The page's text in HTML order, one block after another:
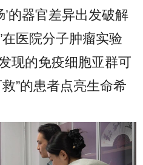
’的器官差异出发破解
医院分子肿瘤实验
现的免疫细胞亚群可
”的患者点亮生命希